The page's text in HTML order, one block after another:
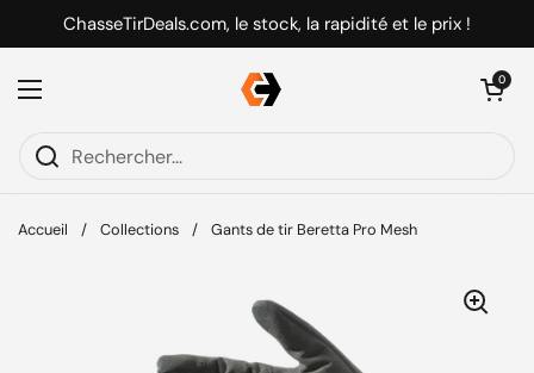
Passer au contenu
ChasseTirDeals.com, le stock, la rapidité et le prix !
Ouvrir le menu
Ouvrir le
0
Accueil / Collections / Gants de tir Beretta Pro Mesh